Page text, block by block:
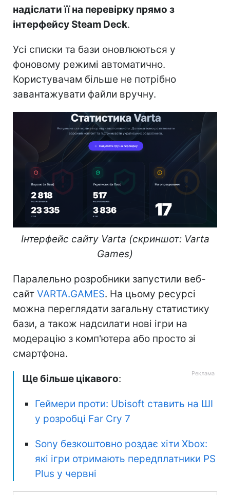
надіслати її на перевірку прямо з
інтерфейсу Steam Deck.
Усі списки та бази оновлюються у
фоновому режимі автоматично.
Користувачам більше не потрібно
завантажувати файли вручну.
Інтерфейс сайту Varta (скриншот: Varta
Games)
Паралельно розробники запустили веб-
сайт VARTA.GAMES. На цьому ресурсі
можна переглядати загальну статистику
бази, а також надсилати нові ігри на
модерацію з комп'ютера або просто зі
смартфона.
Ще більше цікавого:
Геймери проти: Ubisoft ставить на ШІ
у розробці Far Cry 7
Sony безкоштовно роздає хіти Xbox:
які ігри отримають передплатники PS
Plus у червні